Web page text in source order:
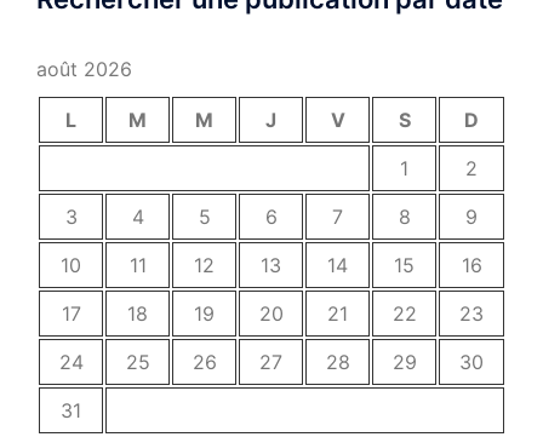
août 2026
L M M J V S
D
1
2
3
4 5 6 7 8
9
10
11 12 13 14 15
16
17
18 19 20 21 22
23
24
25 26 27 28 29
30
31